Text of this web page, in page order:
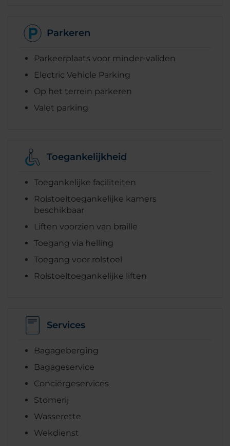
Parkeren
Parkeerplaats voor minder-validen
Electric Vehicle Parking
Op het terrein parkeren
Valet parking
Toegankelijkheid
Toegankelijke faciliteiten
Rolstoeltoegankelijke kamers
beschikbaar
Liften voorzien van braille
Toegang via helling
Toegang voor rolstoel
Rolstoeltoegankelijke liften
Services
Bagageberging
Bagageservice
Conciërgeservices
Stomerij
Wasserette
Wekdienst